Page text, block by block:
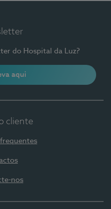
do Hospital da Luz?
aqui
cliente
nos